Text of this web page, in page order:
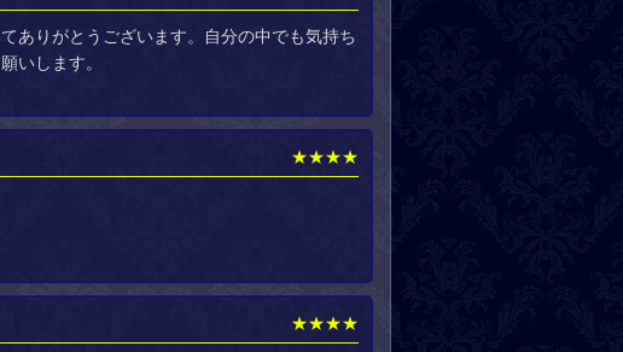
ありがとうございます。自分の中でも気持ち
いします。
★★★★
★★★★